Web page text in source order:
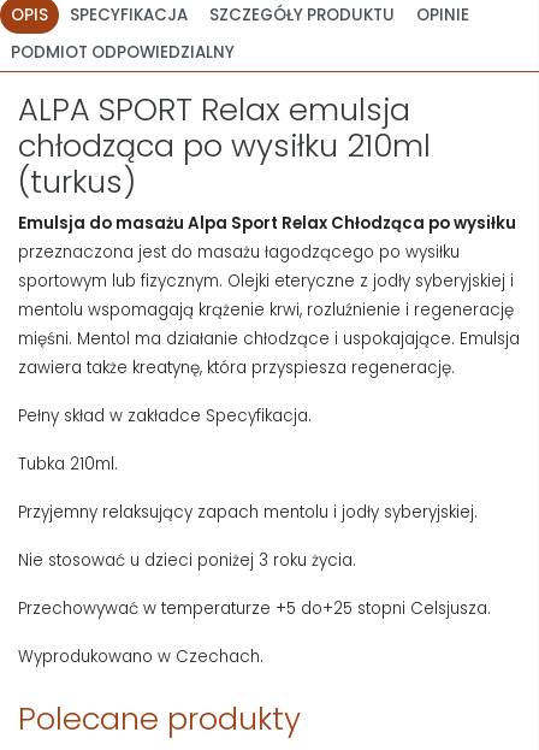
OPIS SPECYFIKACJA SZCZEGÓŁY PRODUKTU
OPINIE
PODMIOT ODPOWIEDZIALNY
ALPA SPORT Relax emulsja
chłodząca po wysiłku 210ml
(turkus)
Emulsja do masażu Alpa Sport Relax Chłodząca po wysiłku
przeznaczona jest do masażu łagodzącego po wysiłku
sportowym lub fizycznym. Olejki eteryczne z jodły syberyjskiej i
mentolu wspomagają krążenie krwi, rozluźnienie i regenerację
mięśni. Mentol ma działanie chłodzące i uspokajające. Emulsja
zawiera także kreatynę, która przyspiesza regenerację.
Pełny skład w zakładce Specyfikacja.
Tubka 210ml.
Przyjemny relaksujący zapach mentolu i jodły syberyjskiej.
Nie stosować u dzieci poniżej 3 roku życia.
Przechowywać w temperaturze +5 do+25 stopni Celsjusza.
Wyprodukowano w Czechach.
Polecane produkty